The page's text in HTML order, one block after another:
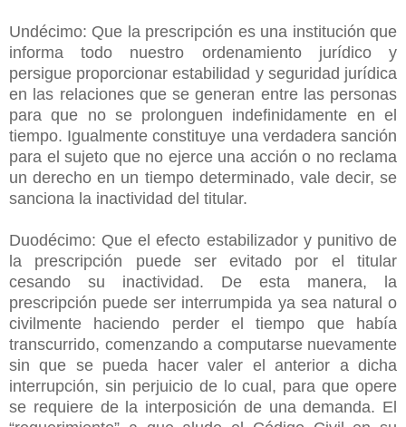
Undécimo: Que la prescripción es una institución que
informa todo nuestro ordenamiento jurídico y
persigue proporcionar estabilidad y seguridad jurídica
en las relaciones que se generan entre las personas
para que no se prolonguen indefinidamente en el
tiempo. Igualmente constituye una verdadera sanción
para el sujeto que no ejerce una acción o no reclama
un derecho en un tiempo determinado, vale decir, se
sanciona la inactividad del titular.
Duodécimo: Que el efecto estabilizador y punitivo de
la prescripción puede ser evitado por el titular
cesando su inactividad. De esta manera, la
prescripción puede ser interrumpida ya sea natural o
civilmente haciendo perder el tiempo que había
transcurrido, comenzando a computarse nuevamente
sin que se pueda hacer valer el anterior a dicha
interrupción, sin perjuicio de lo cual, para que opere
se requiere de la interposición de una demanda. El